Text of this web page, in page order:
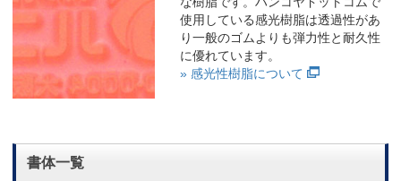
使用している感光樹脂は透過性があ
り一般のゴムよりも弾力性と耐久性
に優れています。
» 感光性樹脂について
書体一覧